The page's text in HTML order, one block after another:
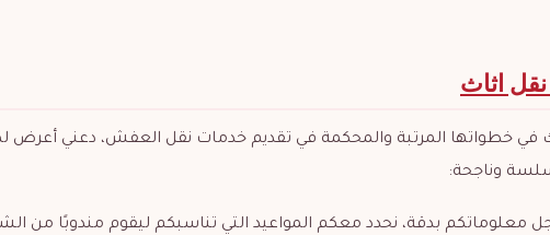
اثاث
في خطواتها المرتبة والمحكمة في تقديم خدمات نقل العفش، دعني أعرض
وناجحة:
معلوماتكم بدقة، نحدد معكم المواعيد التي تناسبكم ليقوم مندوبًا من